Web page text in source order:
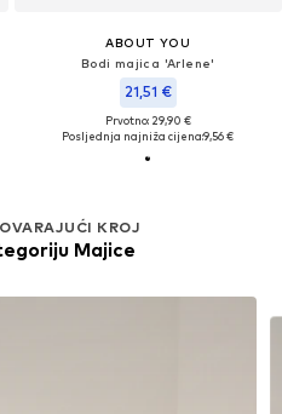
ABOUT YOU
Bodi majica 'Arlene'
21,51 €
Prvotno: 29,90 €
Posljednja najniža cijena:9,56 €
KROJ
Majice